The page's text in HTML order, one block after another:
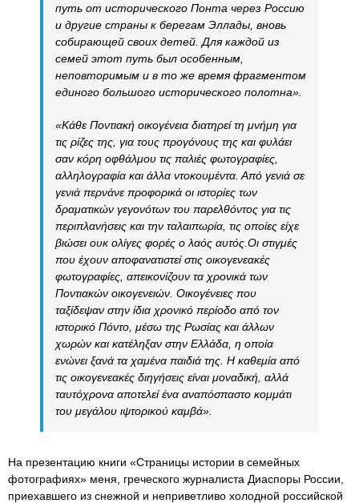
путь от исторического Понта через Россию
и другие страны к берегам Эллады, вновь
собирающей своих детей. Для каждой из
семей этот путь был особенным,
неповторимым и в то же время фрагментом
единого большого исторического полотна».
«Κάθε Ποντιακή οικογένεια διατηρεί τη μνήμη για
τις ρίζες της, για τους προγόνους της και φυλάει
σαν κόρη οφθάλμου τις παλιές φωτογραφίες,
αλληλογραφία και άλλα ντοκουμέντα. Από γενιά σε
γενιά περνάνε προφορικά οι ιστορίες των
δραματικών γεγονότων του παρελθόντος για τις
περιπλανήσεις και την ταλαιπωρία, τις οποίες είχε
βιώσει ουκ ολίγες φορές ο λαός αυτός.Οι στιγμές
που έχουν αποφανατιστεί στις οικογενεακές
φωτογραφίες, απεικονίζουν τα χρονικά των
Ποντιακών οικογενειών. Οικογένειες που
ταξίδεψαν στην ίδια χρονικό περίοδο από τον
ιστορικό Πόντο, μέσω της Ρωσίας και άλλων
χωρών και κατέληξαν στην Ελλάδα, η οποία
ενώνει ξανά τα χαμένα παιδιά της. Η καθεμία από
τις οικογενεακές διηγήσεις είναι μοναδική, αλλά
ταυτόχρονα αποτελεί ένα αναπόσπαστο κομμάτι
του μεγάλου ιψτορικού καμβά».
На презентацию книги «Страницы истории в семейных
фотографиях» меня, греческого журналиста Диаспоры России,
приехавшего из снежной и неприветливо холодной российской